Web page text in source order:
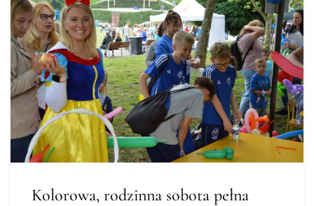
Kolorowa, rodzinna sobota pełna